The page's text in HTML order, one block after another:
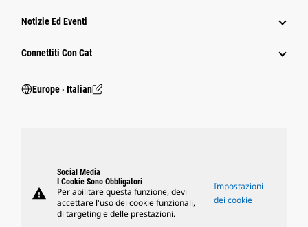
Notizie Ed Eventi
Connettiti Con Cat
Europe ‧ Italian
warning
Social Media
I Cookie Sono Obbligatori
Per abilitare questa funzione, devi
accettare l'uso dei cookie funzionali,
di targeting e delle prestazioni.
Impostazioni
dei cookie